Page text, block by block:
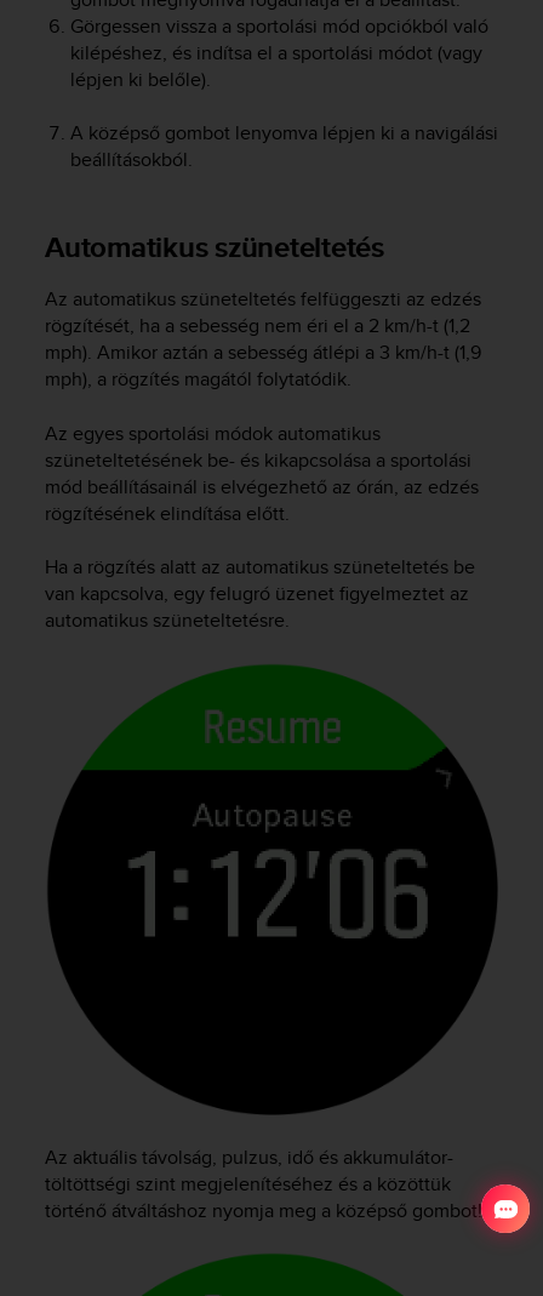
Görgessen vissza a sportolási mód opciókból való
kilépéshez, és indítsa el a sportolási módot (vagy
lépjen ki belőle).
A középső gombot lenyomva lépjen ki a navigálási
beállításokból.
Automatikus szüneteltetés
Az automatikus szüneteltetés felfüggeszti az edzés
rögzítését, ha a sebesség nem éri el a 2 km/h-t (1,2
mph). Amikor aztán a sebesség átlépi a 3 km/h-t (1,9
mph), a rögzítés magától folytatódik.
Az egyes sportolási módok automatikus
szüneteltetésének be- és kikapcsolása a sportolási
mód beállításainál is elvégezhető az órán, az edzés
rögzítésének elindítása előtt.
Ha a rögzítés alatt az automatikus szüneteltetés be
van kapcsolva, egy felugró üzenet figyelmeztet az
automatikus szüneteltetésre.
Az aktuális távolság, pulzus, idő és akkumulátor-
töltöttségi szint megjelenítéséhez és a közöttük
történő átváltáshoz nyomja meg a középső gombot!